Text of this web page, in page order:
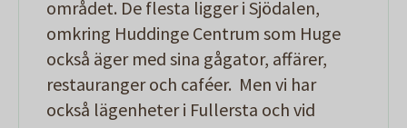
området. De flesta ligger i Sjödalen,
omkring Huddinge Centrum som Huge
också äger med sina gågator, affärer,
restauranger och caféer. Men vi har
också lägenheter i Fullersta och vid